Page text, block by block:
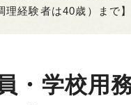
経験者は40歳）まで】
・学校用